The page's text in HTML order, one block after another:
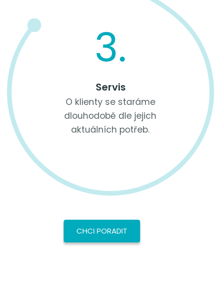
3.
Servis
O klienty se staráme
dlouhodobě dle jejich
aktuálních potřeb.
CHCI PORADIT